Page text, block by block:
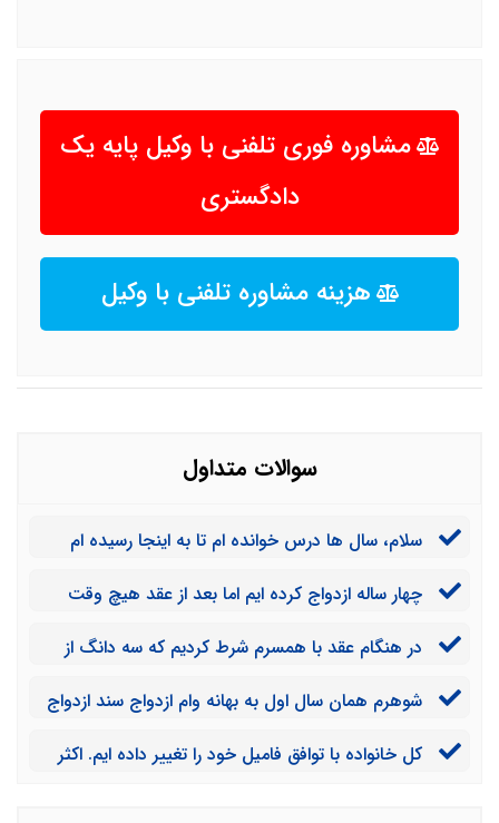
مشاوره فوری تلفنی با وکیل پایه یک
دادگستری
هزینه مشاوره تلفنی با وکیل
سوالات متداول
سلام، سال ها درس خوانده ام تا به اینجا رسیده ام
دارم می خواهم حق طلاق داشته باشم آیا این موضوع بدون
چهار ساله ازدواج کرده ایم اما بعد از عقد هیچ وقت
شدیم اسم زوجه اشتباهی درج شده است. چگونه می توانیم
در هنگام عقد با همسرم شرط کردیم که سه دانگ از
یک سال توانستیم خانه را خریداری کنیم اما به دلیل اینکه در
کنم؟
شوهرم همان سال اول به بهانه وام ازدواج سند ازدواج
مشکل مواجه شده ایم و من خانه پدرم زندگی می کنم. آیا
کل خانواده با توافق فامیل خود را تغییر داده ایم. اکثر